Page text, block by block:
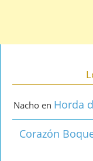
Nacho en Horda
Corazón